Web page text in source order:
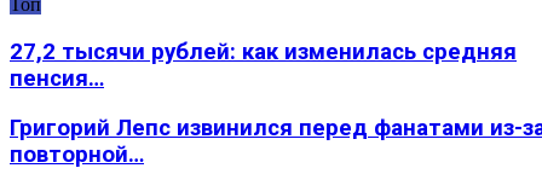
Топ
27,2 тысячи рублей: как изменилась средняя
пенсия…
Григорий Лепс извинился перед фанатами из-
повторной…